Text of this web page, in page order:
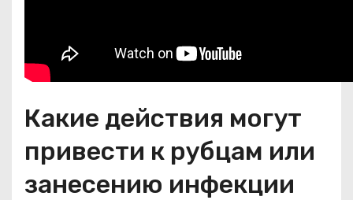
Какие действия могут
привести к рубцам или
занесению инфекции